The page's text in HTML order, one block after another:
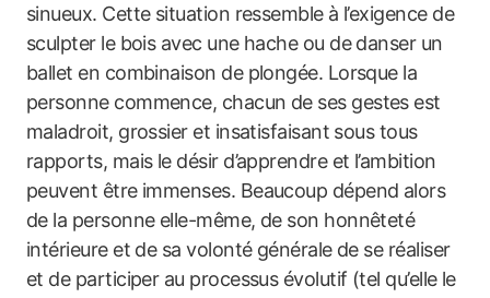
sinueux. Cette situation ressemble à l’exigence de
sculpter le bois avec une hache ou de danser un
ballet en combinaison de plongée. Lorsque la
personne commence, chacun de ses gestes est
maladroit, grossier et insatisfaisant sous tous
rapports, mais le désir d’apprendre et l’ambition
peuvent être immenses. Beaucoup dépend alors
de la personne elle-même, de son honnêteté
intérieure et de sa volonté générale de se réaliser
et de participer au processus évolutif (tel qu’elle le